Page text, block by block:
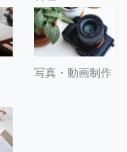
写真・動画制作